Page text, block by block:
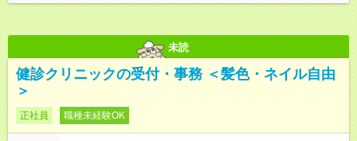
未読
健診クリニックの受付・事務 ＜髪色・ネイル自由
＞
正社員 職種未経験OK